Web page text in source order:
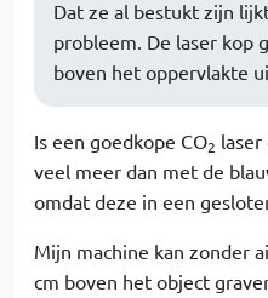
Dat ze al bestukt zijn
probleem. De laser kop
boven het oppervlakte
Is een goedkope CO2 laser
veel meer dan met de
omdat deze in een
Mijn machine kan zonder
cm boven het object